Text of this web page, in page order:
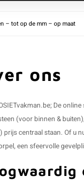
– tot op de mm – op maat
ons
De
(voor binnen &
prijs centraal staan. Of u
, een sfeervolle